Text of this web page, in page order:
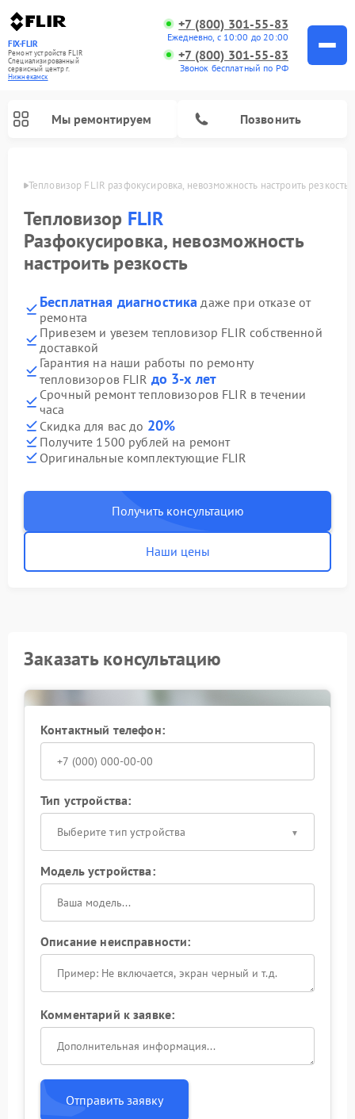
FIX-FLIR
Ремонт устройств FLIR
Специализированный
cервисный центр г.
Нижнекамск
+7 (800) 301-55-83
Ежедневно, с 10:00 до 20:00
+7 (800) 301-55-83
Звонок бесплатный по РФ
Мы ремонтируем Позвонить
Тепловизор FLIR разфокусировка, невозможность настроить резкость
Тепловизор FLIR
Разфокусировка, невозможность
настроить резкость
Бесплатная диагностика даже при отказе от
ремонта
Привезем и увезем тепловизор FLIR собственной
доставкой
Гарантия на наши работы по ремонту
тепловизоров FLIR до 3-х лет
Срочный ремонт тепловизоров FLIR в течении
часа
Скидка для вас до 20%
Получите 1500 рублей на ремонт
Оригинальные комплектующие FLIR
Получить консультацию
Наши цены
Заказать консультацию
Контактный телефон:
Тип устройства:
Выберите тип устройства
Модель устройства:
Описание неисправности:
Комментарий к заявке:
Отправить заявку